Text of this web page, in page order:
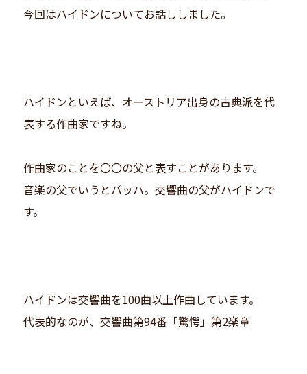
今回はハイドンについてお話ししました。
ハイドンといえば、オーストリア出身の古典派を代
表する作曲家ですね。
作曲家のことを〇〇の父と表すことがあります。
音楽の父でいうとバッハ。交響曲の父がハイドンで
す。
ハイドンは交響曲を100曲以上作曲しています。
代表的なのが、交響曲第94番「驚愕」第2楽章